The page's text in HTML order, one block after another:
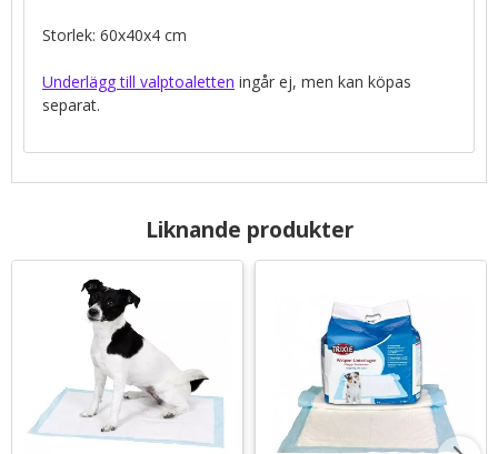
Storlek: 60x40x4 cm
Underlägg till valptoaletten ingår ej, men kan köpas
separat.
Liknande produkter